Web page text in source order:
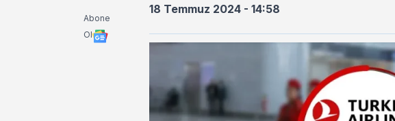
Abone
Ol
18 Temmuz 2024 - 14:58